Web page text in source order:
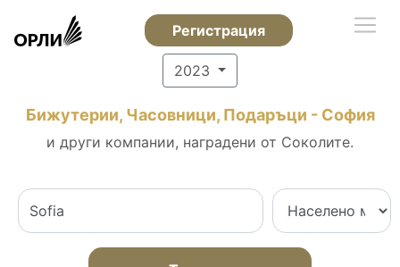
Регистрация
2023
Бижутерии, Часовници, Подаръци - София
и други компании, наградени от Соколите.